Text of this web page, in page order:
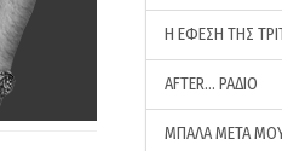
Η ΕΦΕΣΗ ΤΗΣ
AFTER… ΡΑΔΙΟ
ΜΠΑΛΑ ΜΕΤΑ